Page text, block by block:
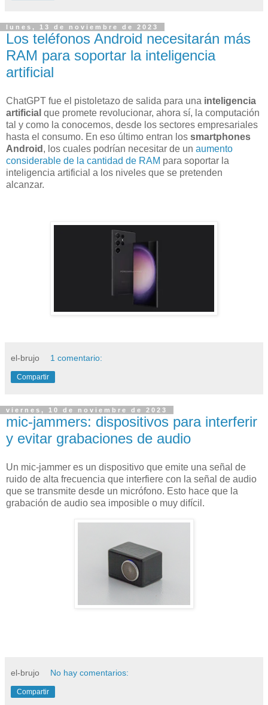
lunes, 13 de noviembre de 2023
Los teléfonos Android necesitarán más
RAM para soportar la inteligencia
artificial
ChatGPT fue el pistoletazo de salida para una inteligencia
artificial que promete revolucionar, ahora sí, la computación
tal y como la conocemos, desde los sectores empresariales
hasta el consumo. En eso último entran los smartphones
Android , los cuales podrían necesitar de un aumento
considerable de la cantidad de RAM para soportar la
inteligencia artificial a los niveles que se pretenden
alcanzar.
el-brujo 1 comentario:
Compartir
viernes, 10 de noviembre de 2023
mic-jammers: dispositivos para interferir
y evitar grabaciones de audio
Un mic-jammer es un dispositivo que emite una señal de
ruido de alta frecuencia que interfiere con la señal de audio
que se transmite desde un micrófono. Esto hace que la
grabación de audio sea imposible o muy difícil.
el-brujo No hay comentarios:
Compartir